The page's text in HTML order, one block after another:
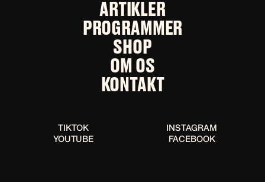
ARTIKLER
PROGRAMMER
SHOP
OM OS
KONTAKT
TIKTOK
INSTAGRAM
YOUTUBE
FACEBOOK